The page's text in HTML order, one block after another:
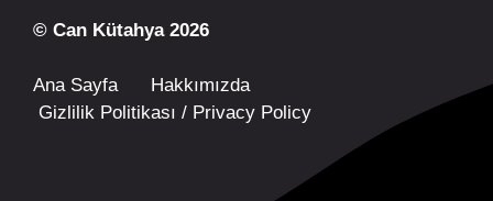
© Can Kütahya 2026
Ana Sayfa
Hakkımızda
Gizlilik Politikası / Privacy Policy